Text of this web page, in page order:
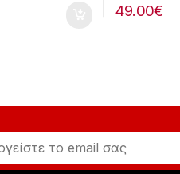
49.00€